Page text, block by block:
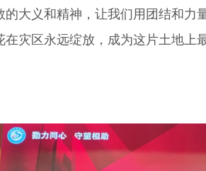
的大义和精神，让我们用团结和力
在灾区永远绽放，成为这片土地上